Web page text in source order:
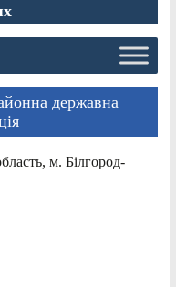
державна
м. Білгород-